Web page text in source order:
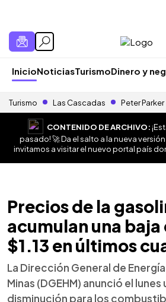
InicioNoticiasTurismoDinero y
Turismo Las Cascadas Peter Parker
CONTENIDO DE ARCHIVO:
pasado! 🚀 Da el salto a la nueva
invitamos a visitar el nuevo portal país
Precios de la
acumulan una baja
$1.13 en últimos
La Dirección General de
Minas (DGEHM) anunció el lunes
disminución para los